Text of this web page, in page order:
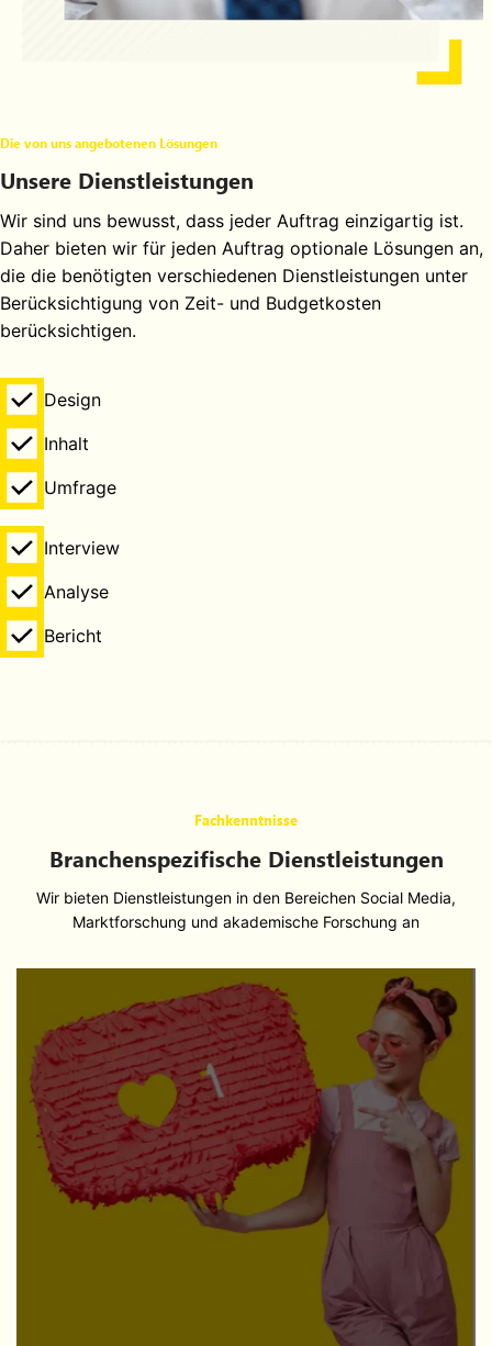
Die von uns angebotenen Lösungen
Unsere Dienstleistungen
Wir sind uns bewusst, dass jeder Auftrag einzigartig ist.
Daher bieten wir für jeden Auftrag optionale Lösungen an,
die die benötigten verschiedenen Dienstleistungen unter
Berücksichtigung von Zeit- und Budgetkosten
berücksichtigen.
Design
Inhalt
Umfrage
Interview
Analyse
Bericht
Fachkenntnisse
Branchenspezifische Dienstleistungen
Wir bieten Dienstleistungen in den Bereichen Social Media,
Marktforschung und akademische Forschung an